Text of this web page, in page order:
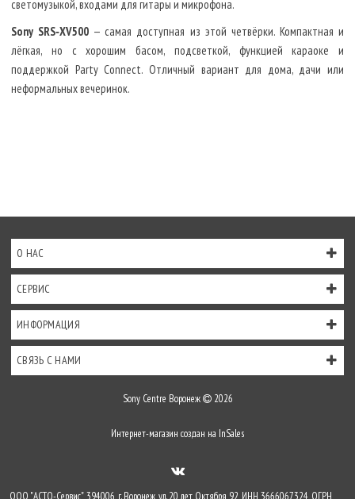
светомузыкой, входами для гитары и микрофона.
Sony SRS‑XV500 — самая доступная из этой четвёрки. Компактная и
лёгкая, но с хорошим басом, подсветкой, функцией караоке и
поддержкой Party Connect. Отличный вариант для дома, дачи или
неформальных вечеринок.
О НАС
СЕРВИС
ИНФОРМАЦИЯ
СВЯЗЬ С НАМИ
Sony Centre Воронеж 2026
Интернет-магазин создан на InSales
ООО "АСТО-Сервис", 394006, г. Воронеж, ул. 20 лет Октября 92, ИНН 3666067324, ОГРН